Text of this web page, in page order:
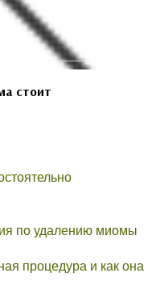
стоит
по удалению миомы
процедура и как она